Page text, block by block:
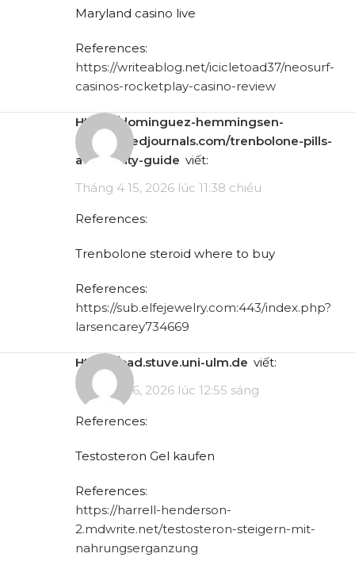
Maryland casino live
References:
https://writeablog.net/icicletoad37/neosurf-
casinos-rocketplay-casino-review
https://dominguez-hemmingsen-
2.federatedjournals.com/trenbolone-pills-
availability-guide viết:
Tháng 4 15, 2026 lúc 11:38 chiều
References:
Trenbolone steroid where to buy
References:
https://sub.elfejewelry.com:443/index.php?
larsencarey734669
https://pad.stuve.uni-ulm.de viết:
Tháng 4 16, 2026 lúc 12:55 sáng
References:
Testosteron Gel kaufen
References:
https://harrell-henderson-
2.mdwrite.net/testosteron-steigern-mit-
nahrungserganzung